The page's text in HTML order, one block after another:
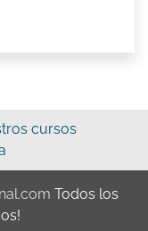
cursos
Todos los